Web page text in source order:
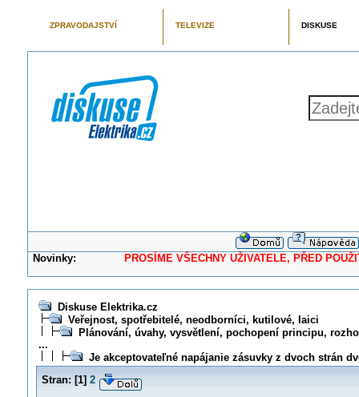
ZPRAVODAJSTVÍ TELEVIZE DISKUSE
Novinky: PROSÍME VŠECHNY UŽIVATELE, PŘED
Diskuse Elektrika.cz
Veřejnost, spotřebitelé, neodborníci, kutilové, laici
Plánování, úvahy, vysvětlení, pochopení principu,
...
Je akceptovateľné napájanie zásuvky z dvoch strán
Stran: [1] 2